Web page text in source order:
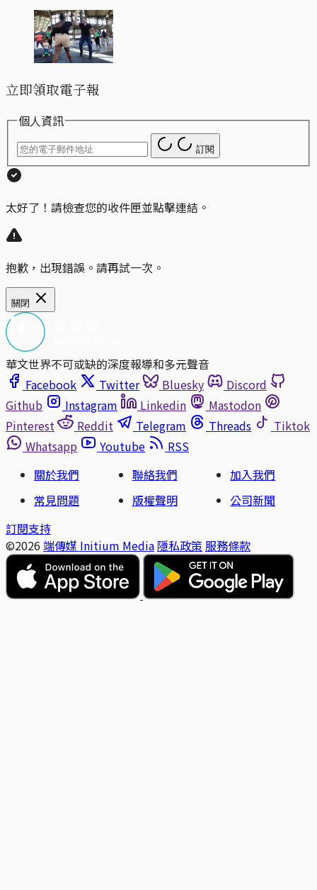
立即領取電子報
個人資訊
訂閱
太好了！請檢查您的收件匣並點擊連結。
抱歉，出現錯誤。請再試一次。
關閉
華文世界不可或缺的深度報導和多元聲音
Facebook
Twitter Bluesky
Discord
Github
Instagram Linkedin
Mastodon
Pinterest
Reddit Telegram Threads
Tiktok
Whatsapp
Youtube
RSS
關於我們
聯絡我們
加入我們
常見問題
版權聲明
公司新聞
訂閱支持
©2026 端傳媒 Initium Media 隱私政策 服務條款